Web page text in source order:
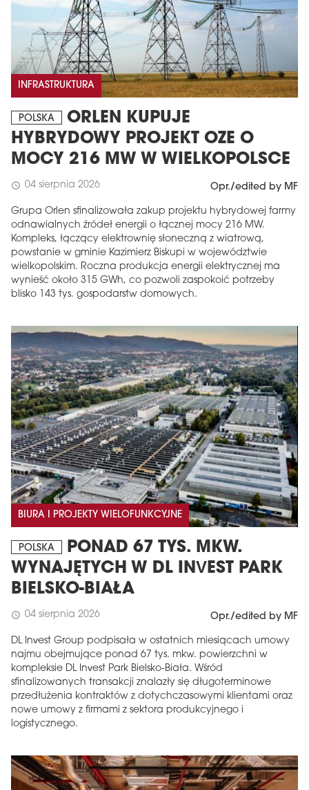
INFRASTRUKTURA
POLSKA
ORLEN KUPUJE
HYBRYDOWY PROJEKT OZE O
MOCY 216 MW W WIELKOPOLSCE
schedule 04 sierpnia 2026 Opr./edited by MF
Grupa Orlen sfinalizowała zakup projektu hybrydowej farmy
odnawialnych źródeł energii o łącznej mocy 216 MW.
Kompleks, łączący elektrownię słoneczną z wiatrową,
powstanie w gminie Kazimierz Biskupi w województwie
wielkopolskim. Roczna produkcja energii elektrycznej ma
wynieść około 315 GWh, co pozwoli zaspokoić potrzeby
blisko 143 tys. gospodarstw domowych.
BIURA I PROJEKTY WIELOFUNKCYJNE
POLSKA
PONAD 67 TYS. MKW.
WYNAJĘTYCH W DL INVEST PARK
BIELSKO-BIAŁA
schedule 04 sierpnia 2026 Opr./edited by MF
DL Invest Group podpisała w ostatnich miesiącach umowy
najmu obejmujące ponad 67 tys. mkw. powierzchni w
kompleksie DL Invest Park Bielsko-Biała. Wśród
sfinalizowanych transakcji znalazły się długoterminowe
przedłużenia kontraktów z dotychczasowymi klientami oraz
nowe umowy z firmami z sektora produkcyjnego i
logistycznego.